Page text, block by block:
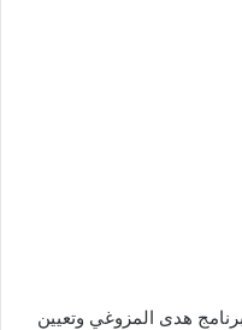
هدى المزوغي وتعيين